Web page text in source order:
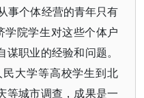
事个体经营的青年只有
院学生对这些个体户
职业的经验和问题。
大学等高校学生到北
等城市调查，成果是一